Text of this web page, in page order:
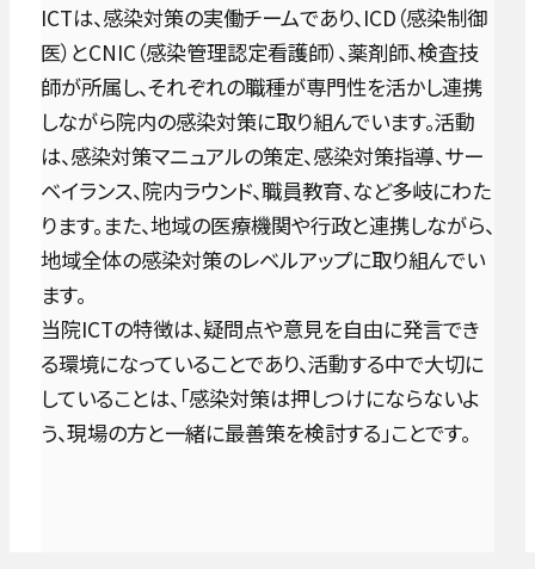
心臓血管外科
泌尿器科
眼科
耳手術・めまい難聴センター
耳鼻咽喉科・頭頸部外科
皮膚科
8:00-
11:45
12:30-
15:00
予約
制
ICTは、感染対策の実働チームであり、ICD（感染制御
医）とCNIC（感染管理認定看護師）、薬剤師、検査技
師が所属し、それぞれの職種が専門性を活かし連携
しながら院内の感染対策に取り組んでいます。活動
は、感染対策マニュアルの策定、感染対策指導、サー
ベイランス、院内ラウンド、職員教育、など多岐にわた
ります。また、地域の医療機関や行政と連携しながら、
地域全体の感染対策のレベルアップに取り組んでい
ます。
当院ICTの特徴は、疑問点や意見を自由に発言でき
る環境になっていることであり、活動する中で大切に
していることは、「感染対策は押しつけにならないよ
う、現場の方と一緒に最善策を検討する」ことです。